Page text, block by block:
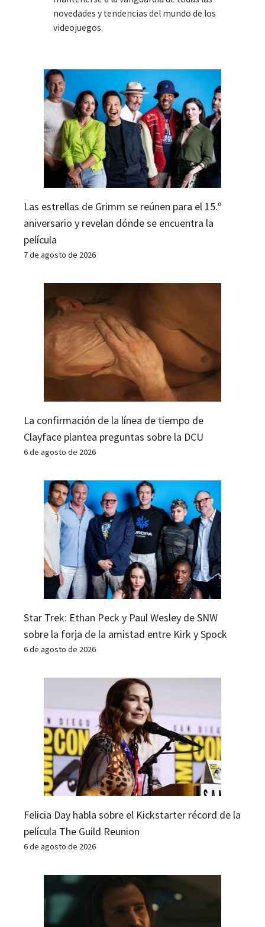
novedades y tendencias del mundo de los
videojuegos.
Las estrellas de Grimm se reúnen para el 15.º
aniversario y revelan dónde se encuentra la
película
7 de agosto de 2026
La confirmación de la línea de tiempo de
Clayface plantea preguntas sobre la DCU
6 de agosto de 2026
Star Trek: Ethan Peck y Paul Wesley de SNW
sobre la forja de la amistad entre Kirk y Spock
6 de agosto de 2026
Felicia Day habla sobre el Kickstarter récord de la
película The Guild Reunion
6 de agosto de 2026